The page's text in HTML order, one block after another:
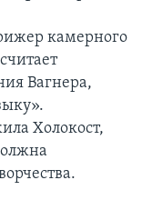
камерного
Вагнера,
Холокост,